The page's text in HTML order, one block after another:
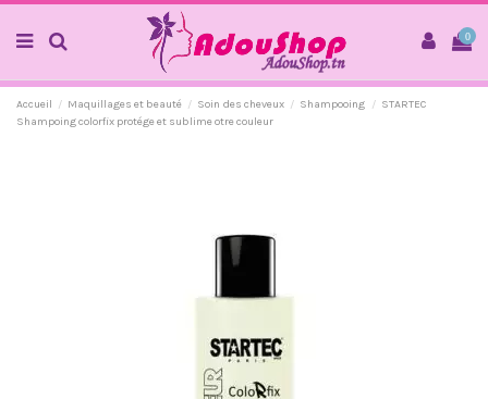
0
Accueil Maquillages et beauté Soin des cheveux Shampooing
STARTEC
Shampoing colorfix protége et sublime otre couleur